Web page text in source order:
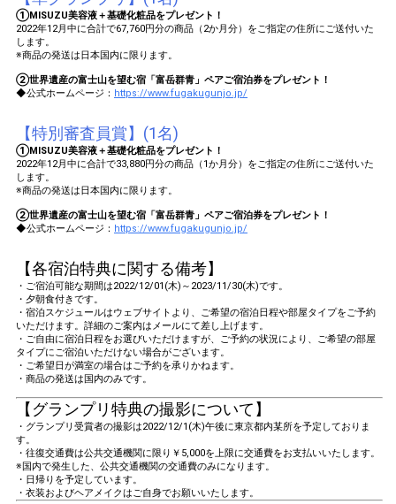
①MISUZU美容液＋基礎化粧品をプレゼント！
2022年12月中に合計で67,760円分の商品（2か月分）をご指定の住所にご送付いた
します。
※商品の発送は日本国内に限ります。
②世界遺産の富士山を望む宿「富岳群青」ペアご宿泊券をプレゼント！
◆公式ホームページ： https://www.fugakugunjo.jp/
【特別審査員賞】(1名)
①MISUZU美容液＋基礎化粧品をプレゼント！
2022年12月中に合計で33,880円分の商品（1か月分）をご指定の住所にご送付いた
します。
※商品の発送は日本国内に限ります。
②世界遺産の富士山を望む宿「富岳群青」ペアご宿泊券をプレゼント！
◆公式ホームページ： https://www.fugakugunjo.jp/
【各宿泊特典に関する備考】
・ご宿泊可能な期間は2022/12/01(木)～2023/11/30(木)です。
・夕朝食付きです。
・宿泊スケジュールはウェブサイトより、ご希望の宿泊日程や部屋タイプをご予約
いただけます。詳細のご案内はメールにて差し上げます。
・ご自由に宿泊日程をお選びいただけますが、ご予約の状況により、ご希望の部屋
タイプにご宿泊いただけない場合がございます。
・ご希望日が満室の場合はご予約を承りかねます。
・商品の発送は国内のみです。
【グランプリ特典の撮影について】
・グランプリ受賞者の撮影は2022/12/1(木)午後に東京都内某所を予定しておりま
す。
・往復交通費は公共交通機関に限り￥5,000を上限に交通費をお支払いいたします。
※国内で発生した、公共交通機関の交通費のみになります。
・日帰りを予定しています。
・衣装およびヘアメイクはご自身でお願いいたします。